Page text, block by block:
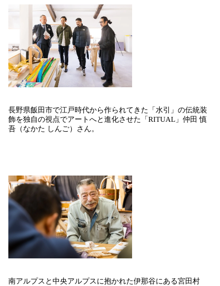
長野県飯田市で江戸時代から作られてきた「水引」の伝統装
飾を独自の視点でアートへと進化させた「RITUAL」仲田 慎
吾（なかた しんご）さん。
南アルプスと中央アルプスに抱かれた伊那谷にある宮田村